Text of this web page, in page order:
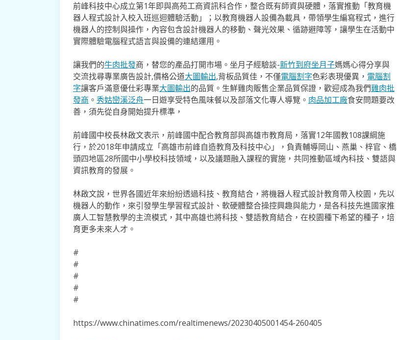
前峰科技中心成立第1年即與高苑工商資訊科合作，整合既有師資與硬體，落實推動「教育機
器人程式設計入校入班巡迴體驗活動」；以教育機器人設備為載具，帶領學生編寫程式，進行
機器人的控制與操作，內容包含設計機器人的移動、聲光效果、循跡避障等，讓學生在活動中
實際體驗電腦程式語言與設備的連結運用。
讓我們的牛肉批發商，替您的產品打開市場。坐月子經驗談-新竹到府坐月子媽媽心得分享與
交流找尋專業廣告設計,價格公道大圖輸出,背板品質佳，不僅電腦割字色彩表現優異， 電腦割
字讓客戶滿意優仕彩專業大圖輸出的品質。生鮮雞肉販售企業品質保證，歡迎成為我們雞肉批
發商 。 秀姑巒溪泛舟一日遊享受特色風味餐以及部落文化專人導覽。 肉品加工廠食安問題要改
善，須先從自身開始提升標準，
前峰國中校長林啟文表示，前峰國中配合教育部與高雄市教育局，落實12年國教108課綱施
行，於2018年申請成立「高雄市前峰自造教育及科技中心」，負責輔導岡山、燕巢、梓官、橋
頭四地區28所國中小學校科技領域，以及議題融入課程的實施，共同推動區域內科技、雙語與
資訊教育的發展。
林啟文說，世界各國近年來紛紛透過科技、教育結合，將機器人程式設計教育帶入校園，先以
機器人的動作，來引發學生學習程式設計、軟硬體整合操控興趣與能力，是各科技先進國家推
廣人工智慧教學的主流模式，其中高雄也將科技、雙語教育結合，在校園種下希望的種子，培
育更多未來人才。
#
#
#
#
#
https://www.chinatimes.com/realtimenews/20230405001454-260405